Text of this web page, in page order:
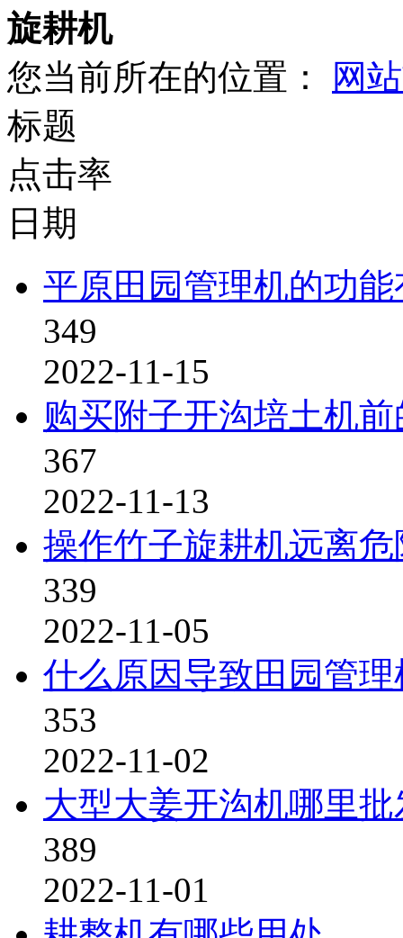
旋耕机
您当前所在的位置：
网
标题
点击率
日期
平原田园管理机的功
349
2022-11-15
购买附子开沟培土机
367
2022-11-13
操作竹子旋耕机远离危
339
2022-11-05
什么原因导致田园管
353
2022-11-02
大型大姜开沟机哪里
389
2022-11-01